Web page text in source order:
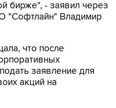
бирже", - заявил через
"Софтлайн" Владимир
что после
заявление для
акций на